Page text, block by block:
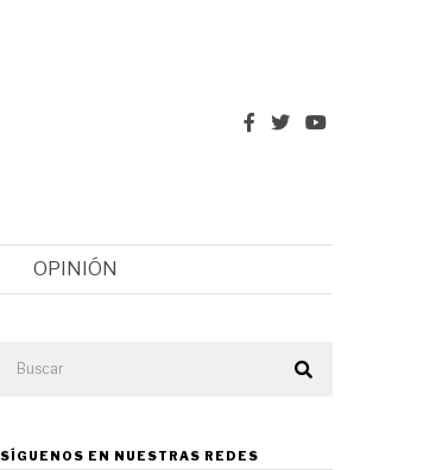
OPINIÓN
SÍGUENOS EN NUESTRAS REDES